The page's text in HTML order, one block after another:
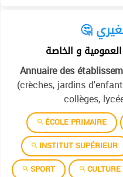
و الخاصة
Annuaire des
(crèches, jardins
collèges,
ÉCOLE PRIMAIRE
INSTITUT SUPÉRIEUR
SPORT
CULTURE